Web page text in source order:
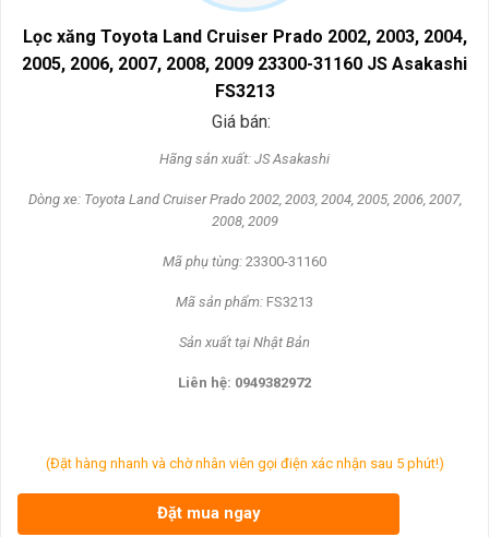
Lọc xăng Toyota Land Cruiser Prado 2002, 2003, 2004,
2005, 2006, 2007, 2008, 2009 23300-31160 JS Asakashi
FS3213
Giá bán:
Hãng sản xuất: JS Asakashi
Dòng xe: Toyota Land Cruiser Prado 2002, 2003, 2004, 2005, 2006, 2007,
2008, 2009
Mã phụ tùng: 23300-31160
Mã sản phẩm: FS3213
Sản xuất tại Nhật Bản
Liên hệ: 0949382972
(Đặt hàng nhanh và chờ nhân viên gọi điện xác nhận sau 5 phút!)
Đặt mua ngay